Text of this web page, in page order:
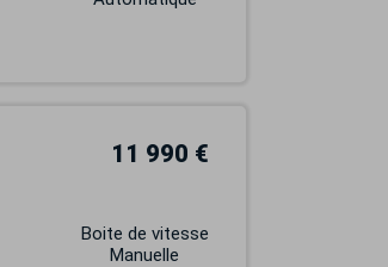
11 990 €
Boite de vitesse
Manuelle